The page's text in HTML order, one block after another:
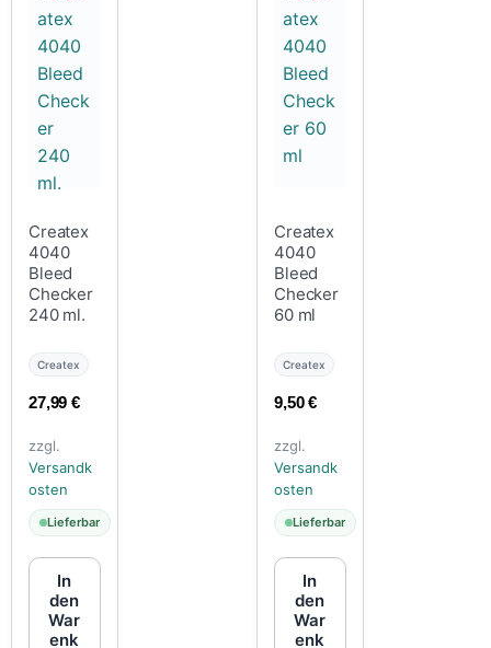
Createx
4040
Bleed
Checker
240 ml.
Createx
27,99€
zzgl.
Versandk
osten
Lieferbar
In
den
War
enk
Createx
4040
Bleed
Checker
60 ml
Createx
9,50€
zzgl.
Versandk
osten
Lieferbar
In
den
War
enk